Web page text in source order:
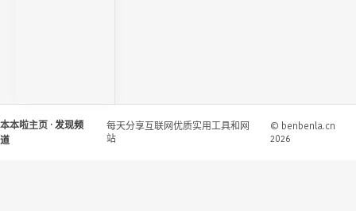
本本啦主页 · 发现频
道
每天分享互联网优质实用工具和网
站
© benbenla.cn
2026